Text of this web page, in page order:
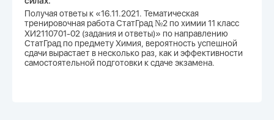
Получая ответы к «16.11.2021. Тематическая
тренировочная работа СтатГрад №2 по химии 11 класс
ХИ2110701-02 (задания и ответы)» по направлению
СтатГрад по предмету Химия, вероятность успешной
сдачи вырастает в несколько раз, как и эффективности
самостоятельной подготовки к сдаче экзамена.